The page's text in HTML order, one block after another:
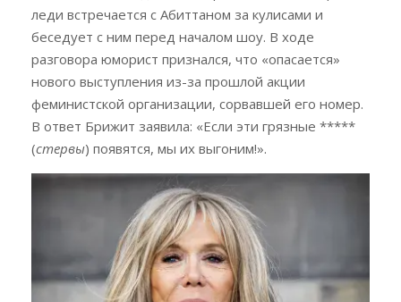
леди встречается с Абиттаном за кулисами и
беседует с ним перед началом шоу. В ходе
разговора юморист признался, что «опасается»
нового выступления из-за прошлой акции
феминистской организации, сорвавшей его номер.
В ответ Брижит заявила: «Если эти грязные *****
(стервы) появятся, мы их выгоним!».